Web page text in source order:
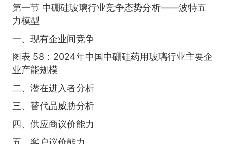
第一节 中硼硅玻璃行业竞争态势分析——波特五
力模型
一、现有企业间竞争
图表 58：2024年中国中硼硅药用玻璃行业主要企
业产能规模
二、潜在进入者分析
三、替代品威胁分析
四、供应商议价能力